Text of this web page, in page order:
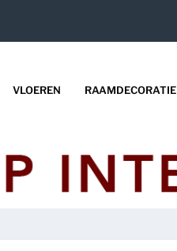
VLOEREN RAAMDECORATIE